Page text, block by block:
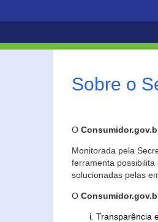
Sobre o
O
Monitorada pela
ferramenta
solucionadas pelas
O
Transparência